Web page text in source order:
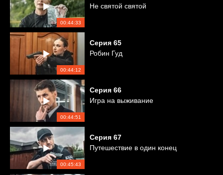
00:44:33
Не святой святой
00:44:12
Серия 65
Робин Гуд
00:44:51
Серия 66
Игра на выживание
00:45:43
Серия 67
Путешествие в один конец